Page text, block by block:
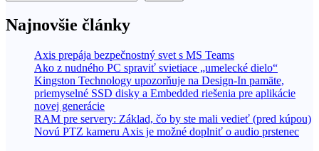
Najnovšie články
Axis prepája bezpečnostný svet s MS Teams
Ako z nudného PC spraviť svietiace „umelecké dielo“
Kingston Technology upozorňuje na Design-In pamäte,
priemyselné SSD disky a Embedded riešenia pre aplikácie
novej generácie
RAM pre servery: Základ, čo by ste mali vedieť (pred kúpou)
Novú PTZ kameru Axis je možné doplniť o audio prstenec